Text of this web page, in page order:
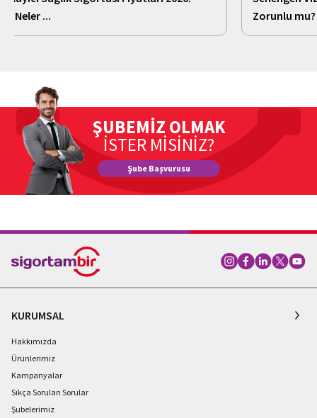
ŞUBEMİZ OLMAK
İSTER MİSİNİZ?
Şube Başvurusu
KURUMSAL
Hakkımızda
Ürünlerimiz
Kampanyalar
Sıkça Sorulan Sorular
Şubelerimiz